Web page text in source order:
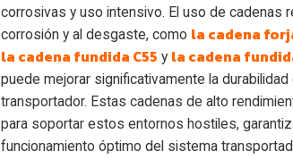
corrosivas y uso intensivo. El uso de cadenas
corrosión y al desgaste, como la cadena
la cadena fundida C55 y la cadena
puede mejorar significativamente la
transportador. Estas cadenas de alto
para soportar estos entornos hostiles,
funcionamiento óptimo del sistema